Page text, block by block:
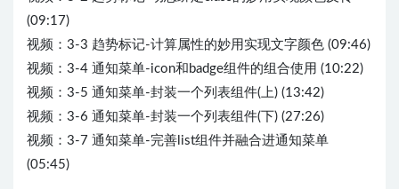
(09:17)
视频：3-3 趋势标记-计算属性的妙用实现文字颜色 (09:46)
视频：3-4 通知菜单-icon和badge组件的组合使用 (10:22)
视频：3-5 通知菜单-封装一个列表组件(上) (13:42)
视频：3-6 通知菜单-封装一个列表组件(下) (27:26)
视频：3-7 通知菜单-完善list组件并融合进通知菜单
(05:45)